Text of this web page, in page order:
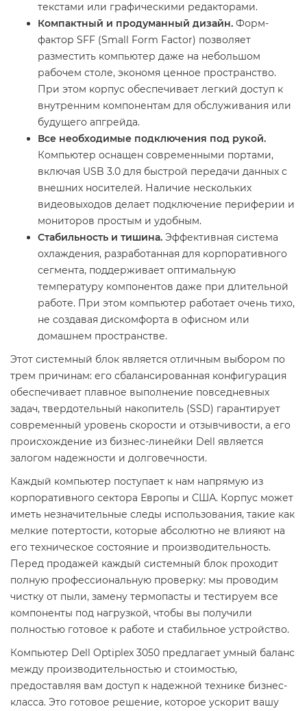
текстами или графическими редакторами.
Компактный и продуманный дизайн. Форм-
фактор SFF (Small Form Factor) позволяет
разместить компьютер даже на небольшом
рабочем столе, экономя ценное пространство.
При этом корпус обеспечивает легкий доступ к
внутренним компонентам для обслуживания или
будущего апгрейда.
Все необходимые подключения под рукой.
Компьютер оснащен современными портами,
включая USB 3.0 для быстрой передачи данных с
внешних носителей. Наличие нескольких
видеовыходов делает подключение периферии и
мониторов простым и удобным.
Стабильность и тишина. Эффективная система
охлаждения, разработанная для корпоративного
сегмента, поддерживает оптимальную
температуру компонентов даже при длительной
работе. При этом компьютер работает очень тихо,
не создавая дискомфорта в офисном или
домашнем пространстве.
Этот системный блок является отличным выбором по
трем причинам: его сбалансированная конфигурация
обеспечивает плавное выполнение повседневных
задач, твердотельный накопитель (SSD) гарантирует
современный уровень скорости и отзывчивости, а его
происхождение из бизнес-линейки Dell является
залогом надежности и долговечности.
Каждый компьютер поступает к нам напрямую из
корпоративного сектора Европы и США. Корпус может
иметь незначительные следы использования, такие как
мелкие потертости, которые абсолютно не влияют на
его техническое состояние и производительность.
Перед продажей каждый системный блок проходит
полную профессиональную проверку: мы проводим
чистку от пыли, замену термопасты и тестируем все
компоненты под нагрузкой, чтобы вы получили
полностью готовое к работе и стабильное устройство.
Компьютер Dell Optiplex 3050 предлагает умный баланс
между производительностью и стоимостью,
предоставляя вам доступ к надежной технике бизнес-
класса. Это готовое решение, которое ускорит вашу